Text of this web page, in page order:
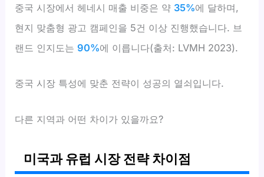
중국 시장에서 헤네시 매출 비중은 약 35%에 달하며,
현지 맞춤형 광고 캠페인을 5건 이상 진행했습니다. 브
랜드 인지도는90%에 이릅니다(출처: LVMH 2023).
중국 시장 특성에 맞춘 전략이 성공의 열쇠입니다.
다른 지역과 어떤 차이가 있을까요?
미국과 유럽 시장 전략 차이점